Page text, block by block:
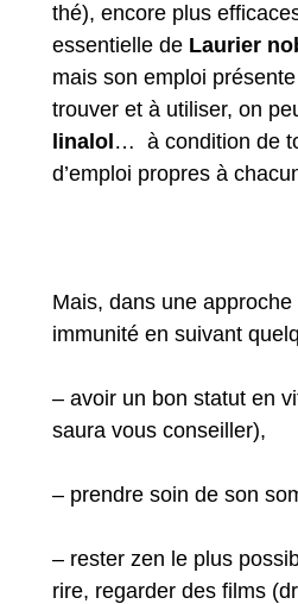
thé), encore plus
essentielle de Laurier
mais son emploi
trouver et à utiliser, on
linalol … à condition de
d’emploi propres à
Mais, dans une
immunité en suivant
– avoir un bon statut en
saura vous conseiller),
– prendre soin de son
– rester zen le plus
rire, regarder des films